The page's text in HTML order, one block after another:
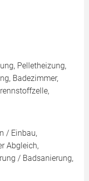
Pelletheizung,
Badezimmer,
/ Einbau,
Abgleich,
/ Badsanierung,